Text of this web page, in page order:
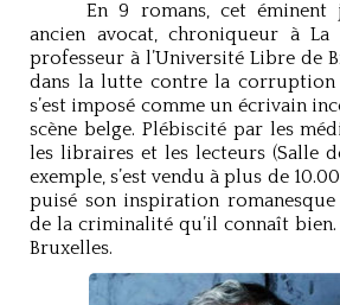
En 9 romans, cet éminent
ancien avocat, chroniqueur à
professeur à l’Université Libre de
dans la lutte contre la corruption
s’est imposé comme un écrivain
scène belge. Plébiscité par les
les libraires et les lecteurs (Salle
exemple, s’est vendu à plus de
puisé son inspiration romanesque
de la criminalité qu’il connaît
Bruxelles.